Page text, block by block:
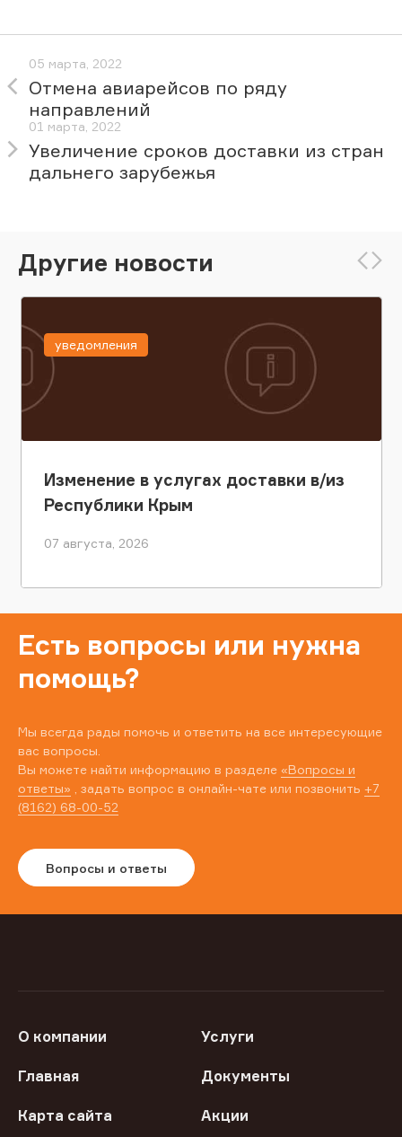
05 марта, 2022
Отмена авиарейсов по ряду
направлений
01 марта, 2022
Увеличение сроков доставки из стран
дальнего зарубежья
Другие новости
Изменение в услугах доставки в/из
Республики Крым
07 августа, 2026
уведомления
Есть вопросы или нужна
помощь?
Мы всегда рады помочь и ответить на все интересующие
вас вопросы.
Вы можете найти информацию в разделе «Вопросы и
ответы» , задать вопрос в онлайн-чате или позвонить +7
(8162) 68-00-52
Вопросы и ответы
О компании Услуги
Главная Документы
Карта сайта Акции